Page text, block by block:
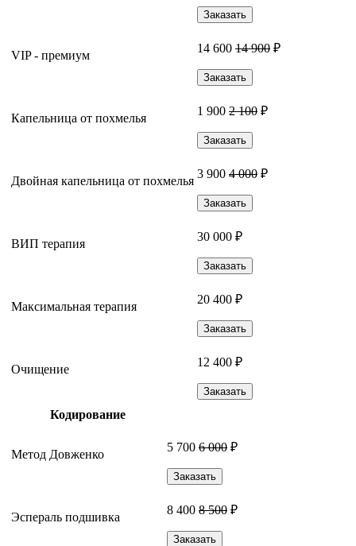
Заказать
VIP - премиум
14 600 14 900 ₽
Заказать
Капельница от похмелья
1 900 2 100 ₽
Заказать
Двойная капельница от похмелья
3 900 4 000 ₽
Заказать
ВИП терапия
30 000 ₽
Заказать
Максимальная терапия
20 400 ₽
Заказать
Очищение
12 400 ₽
Заказать
Кодирование
Метод Довженко
5 700 6 000 ₽
Заказать
Эспераль подшивка
8 400 8 500 ₽
Заказать